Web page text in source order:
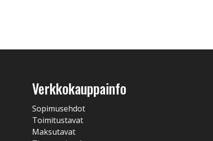
Verkkokauppainfo
Sopimusehdot
Toimitustavat
Maksutavat